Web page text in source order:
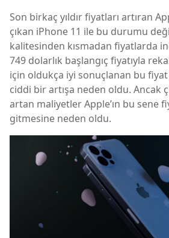
Son birkaç yıldır fiyatları artıran
çıkan iPhone 11 ile bu durumu
kalitesinden kısmadan fiyatlarda
749 dolarlık başlangıç fiyatıyla
için oldukça iyi sonuçlanan bu fiyat
ciddi bir artışa neden oldu. Ancak
artan maliyetler Apple’ın bu sene
gitmesine neden oldu.